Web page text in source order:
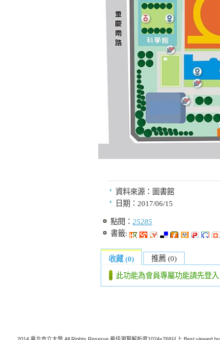
資料來源： 圖書館
日期： 2017/06/15
點閱： 25285
書籤:
收藏 (0) 推薦 (0)
此功能為會員專屬功能請先登入